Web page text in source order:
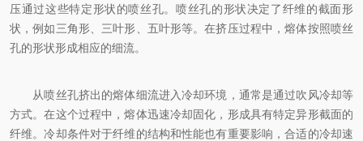
压通过这些特定形状的喷丝孔。喷丝孔的形状决定了纤维的截面形
状，例如三角形、三叶形、五叶形等。在挤压过程中，熔体按照喷丝
孔的形状形成相应的细流。
从喷丝孔挤出的熔体细流进入冷却环境，通常是通过吹风冷却等
方式。在这个过程中，熔体迅速冷却固化，形成具有特定异形截面的
纤维。冷却条件对于纤维的结构和性能也有重要影响，合适的冷却速